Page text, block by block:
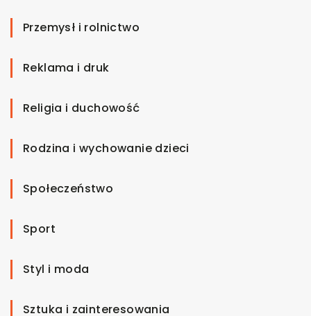
Przemysł i rolnictwo
Reklama i druk
Religia i duchowość
Rodzina i wychowanie dzieci
Społeczeństwo
Sport
Styl i moda
Sztuka i zainteresowania